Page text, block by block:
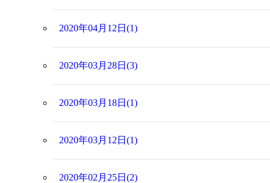
2020年04月12日(1)
2020年03月28日(3)
2020年03月18日(1)
2020年03月12日(1)
2020年02月25日(2)